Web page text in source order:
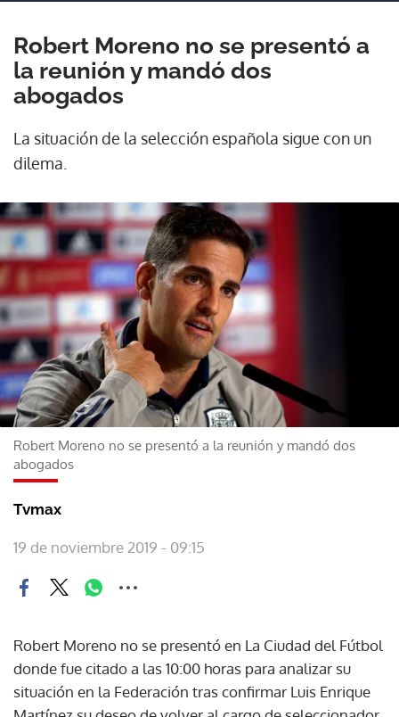
Robert Moreno no se presentó a
la reunión y mandó dos
abogados
La situación de la selección española sigue con un
dilema.
Robert Moreno no se presentó a la reunión y mandó dos
abogados
Tvmax
19 de noviembre 2019 - 09:15
Robert Moreno no se presentó en La Ciudad del Fútbol
donde fue citado a las 10:00 horas para analizar su
situación en la Federación tras confirmar Luis Enrique